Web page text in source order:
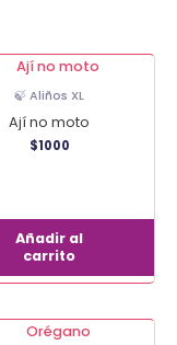
🍃 Aliños XL
Ají no moto
$1000
Añadir al
carrito